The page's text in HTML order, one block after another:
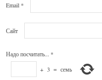
Email *
Сайт
Надо посчитать... *
+ 3 = семь